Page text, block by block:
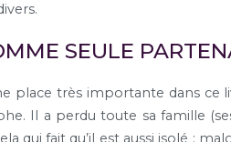
SEULE
place très importante dans
Il a perdu toute sa famille
qui fait qu’il est aussi isolé :